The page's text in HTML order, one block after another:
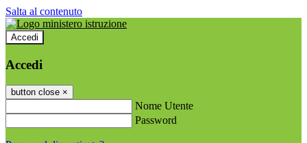
Salta al contenuto
Accedi
Accedi
button close ×
Nome Utente
Password